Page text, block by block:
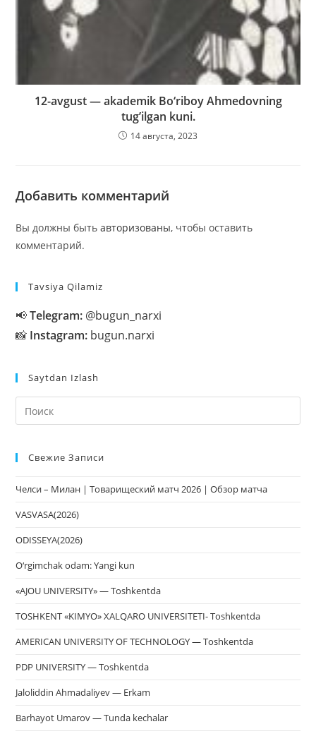
12-avgust — akademik Bo‘riboy Ahmedovning
tug’ilgan kuni.
14 августа, 2023
Добавить комментарий
Вы должны бытьавторизованы, чтобы оставить
комментарий.
Tavsiya Qilamiz
📢Telegram: @bugun_narxi
📸 Instagram: bugun.narxi
Saytdan Izlash
Свежие Записи
Челси – Милан | Товарищеский матч 2026 | Обзор матча
VASVASA(2026)
ODISSEYA(2026)
O‘rgimchak odam: Yangi kun
«AJOU UNIVERSITY» — Toshkentda
TOSHKENT «KIMYO» XALQARO UNIVERSITETI- Toshkentda
AMERICAN UNIVERSITY OF TECHNOLOGY — Toshkentda
PDP UNIVERSITY — Toshkentda
Jaloliddin Ahmadaliyev — Erkam
Barhayot Umarov — Tunda kechalar